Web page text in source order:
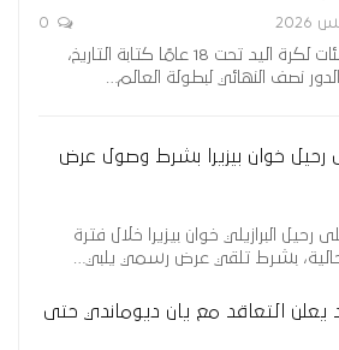
واصل منتخب مصر للناشئات لكرة اليد تحت 18 عامًا كتابة التاريخ،
نصف النهائي لبطولة العالم…
رحيل خوان بيزيرا بشرط وصول عرض
رحيل البرازيلي خوان بيزيرا خلال فترة
الحالية، بشرط تلقي عرض رسمي يلبي…
يعلن التعاقد مع يان ديوماندي حتى